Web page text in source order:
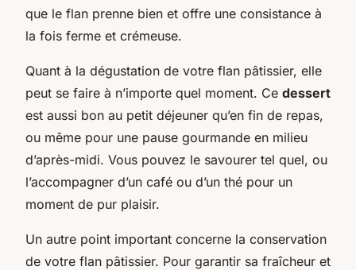
que le flan prenne bien et offre une consistance à
la fois ferme et crémeuse.
Quant à la dégustation de votre flan pâtissier, elle
peut se faire à n’importe quel moment. Ce dessert
est aussi bon au petit déjeuner qu’en fin de repas,
ou même pour une pause gourmande en milieu
d’après-midi. Vous pouvez le savourer tel quel, ou
l’accompagner d’un café ou d’un thé pour un
moment de pur plaisir.
Un autre point important concerne la conservation
de votre flan pâtissier. Pour garantir sa fraîcheur et